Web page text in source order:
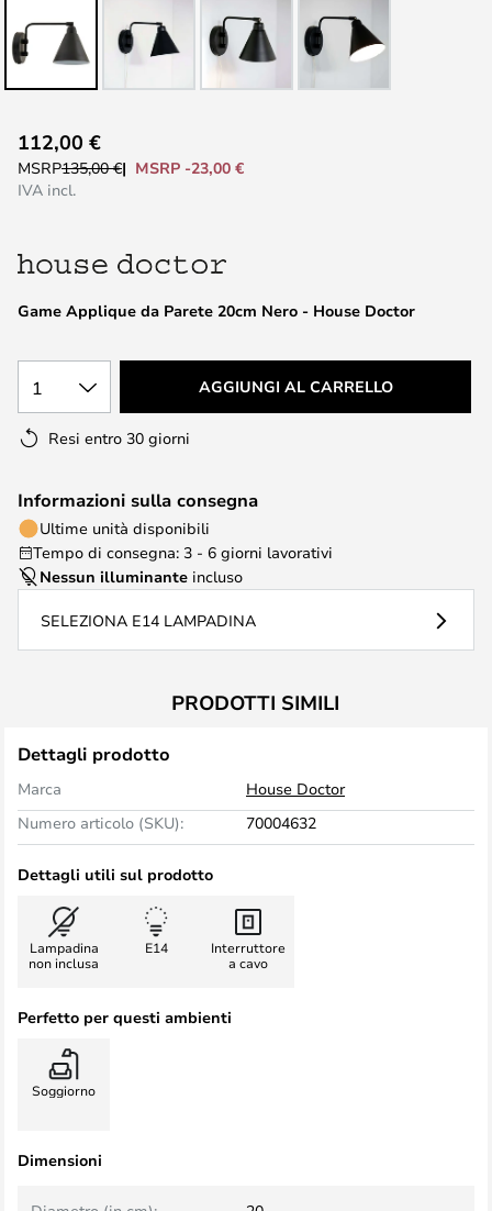
all'inizio
della
immagini
Game Applique da Parete 20cm Nero - House Doctor
112,00 €
MSRP135,00 €
MSRP -23,00 €
IVA incl.
1 AGGIUNGI AL CARRELLO
Resi entro 30 giorni
Informazioni sulla consegna
Ultime unità disponibili
Tempo di consegna: 3 - 6 giorni lavorativi
Nessun illuminante incluso
SELEZIONA E14 LAMPADINA
PRODOTTI SIMILI
Dettagli prodotto
Marca
House Doctor
Numero articolo (SKU):
70004632
Dettagli utili sul prodotto
Lampadina
non inclusa
E14
Interruttore
a cavo
Perfetto per questi ambienti
Soggiorno
Dimensioni